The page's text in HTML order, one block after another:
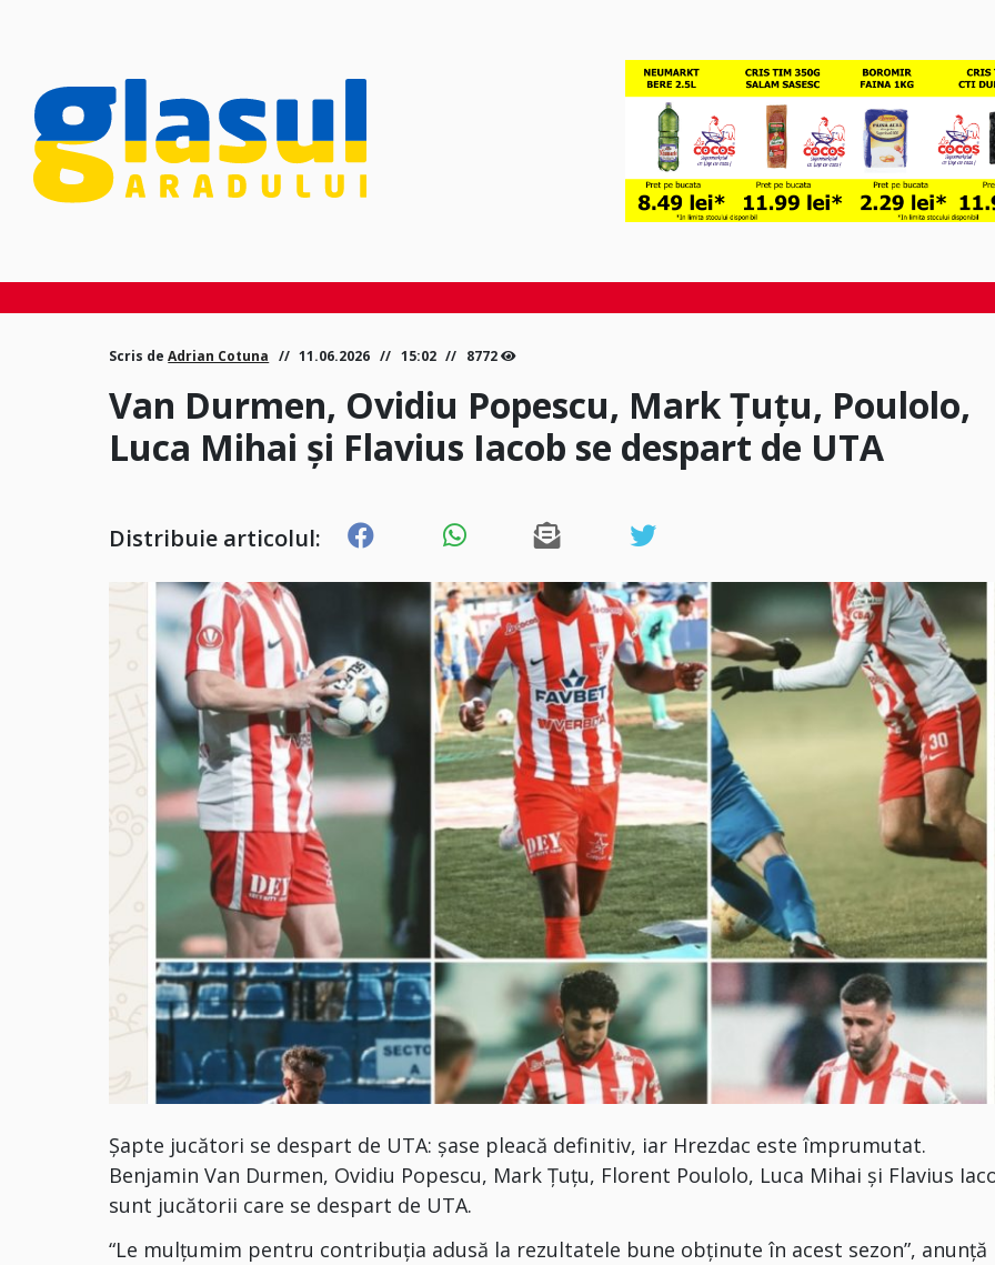
Scris deAdrian Cotuna 11.06.2026 15:02 8772
Van Durmen, Ovidiu Popescu, Mark Țuțu, Poulolo,
Luca Mihai şi Flavius Iacob se despart de UTA
Distribuie articolul:
Șapte jucători se despart de UTA: șase pleacă definitiv, iar Hrezdac este împrumutat.
Benjamin Van Durmen, Ovidiu Popescu, Mark Țuțu, Florent Poulolo, Luca Mihai şi Flavius
sunt jucătorii care se despart de UTA.
“Le mulțumim pentru contribuția adusă la rezultatele bune obținute în acest sezon”, anunță